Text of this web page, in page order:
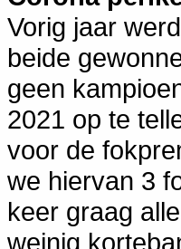
Vorig jaar
beide
geen
2021 op te
voor de
we hiervan 3
keer graag
weinig